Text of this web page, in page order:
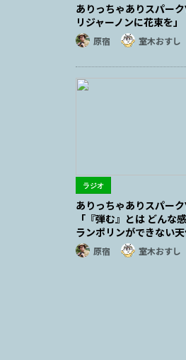
ありっちゃありスパー
リジャーノンに花束を」
原宿 室木おすし
ラジオ
ありっちゃありスパー
「『弾む』とは どんな
ランポリンができない天
原宿 室木おすし